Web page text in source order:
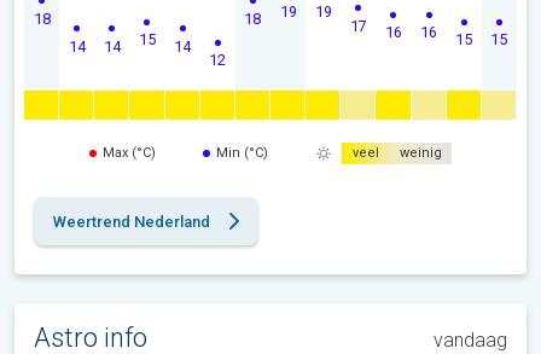
18
14 14 15 14
12
18 19 19
17 16 16 15 15
Max (°C) Min (°C) veel weinig
Weertrend Nederland
Astro info vandaag